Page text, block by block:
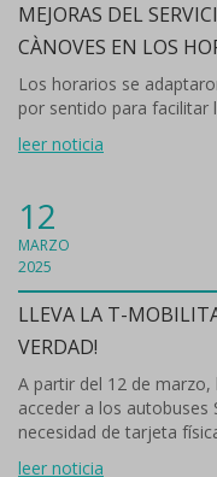
MEJORAS DEL
CÀNOVES EN LOS
Los horarios se
por sentido para facilitar
leer noticia
12
MARZO
2025
LLEVA LA T-
VERDAD!
A partir del 12 de
acceder a los autobuses
necesidad de tarjeta
leer noticia